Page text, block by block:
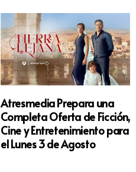
Atresmedia Prepara una
Completa Oferta de Ficción,
Cine y Entretenimiento para
el Lunes 3 de Agosto